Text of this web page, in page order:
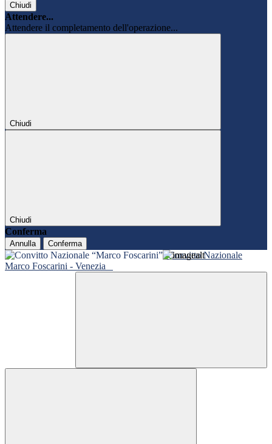
Chiudi
Attendere...
Attendere il completamento dell'operazione...
Chiudi
Chiudi
Conferma
Annulla Conferma
Convitto Nazionale
Marco Foscarini - Venezia